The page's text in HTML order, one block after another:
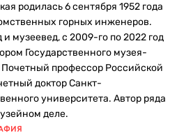
родилась 6 сентября 1952 года
горных инженеров.
музеевед, с 2009-го по 2022 год
Государственного музея-
профессор Российской
доктор Санкт-
университета. Автор ряда
деле.